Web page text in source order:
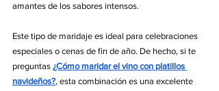
amantes de los sabores intensos.
Este tipo de maridaje es ideal para celebraciones
especiales o cenas de fin de año. De hecho, si te
preguntas ¿Cómo maridar el vino con platillos
navideños?, esta combinación es una excelente